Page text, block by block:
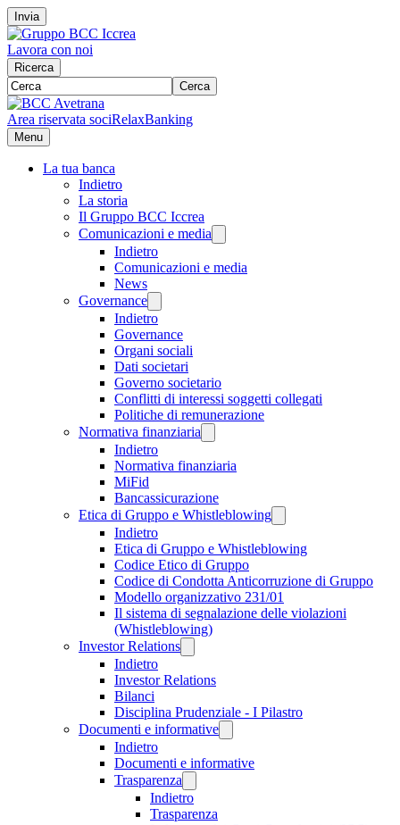
Invia
Lavora con noi
Ricerca
Cerca
Area riservata sociRelaxBanking
Menu
La tua banca
Indietro
La storia
Il Gruppo BCC Iccrea
Comunicazioni e media
Indietro
Comunicazioni e media
News
Governance
Indietro
Governance
Organi sociali
Dati societari
Governo societario
Conflitti di interessi soggetti collegati
Politiche di remunerazione
Normativa finanziaria
Indietro
Normativa finanziaria
MiFid
Bancassicurazione
Etica di Gruppo e Whistleblowing
Indietro
Etica di Gruppo e Whistleblowing
Codice Etico di Gruppo
Codice di Condotta Anticorruzione di Gruppo
Modello organizzativo 231/01
Il sistema di segnalazione delle violazioni
(Whistleblowing)
Investor Relations
Indietro
Investor Relations
Bilanci
Disciplina Prudenziale - I Pilastro
Documenti e informative
Indietro
Documenti e informative
Trasparenza
Indietro
Trasparenza